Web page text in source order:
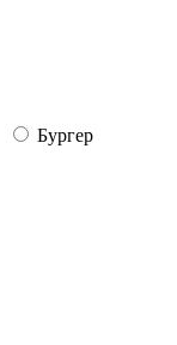
Бургер